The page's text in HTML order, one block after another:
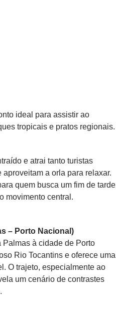
ideal para assistir ao
tropicais e pratos regionais.
e atrai tanto turistas
a orla para relaxar.
quem busca um fim de tarde
movimento central.
– Porto Nacional)
à cidade de Porto
Rio Tocantins e oferece uma
O trajeto, especialmente ao
um cenário de contrastes